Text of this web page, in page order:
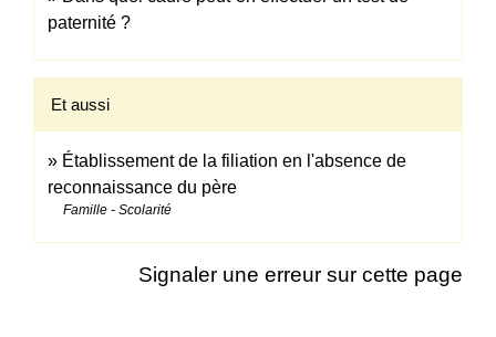
paternité ?
Et aussi
Établissement de la filiation en l'absence de
reconnaissance du père
Famille - Scolarité
Signaler une erreur sur cette page